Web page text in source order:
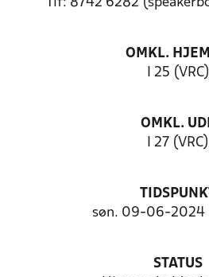
Tlf: 8742 6282
OMKL.
I 25 (VRC)
OMKL.
I 27 (VRC)
søn. 09-06-2024
STATUS